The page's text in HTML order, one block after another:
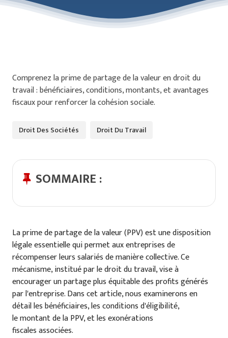
Comprenez la prime de partage de la valeur en droit du
travail : bénéficiaires, conditions, montants, et avantages
fiscaux pour renforcer la cohésion sociale.
Droit Des Sociétés Droit Du Travail
SOMMAIRE :
La prime de partage de la valeur (PPV) est une disposition
légale essentielle qui permet aux entreprises de
récompenser leurs salariés de manière collective. Ce
mécanisme, institué par le droit du travail, vise à
encourager un partage plus équitable des profits générés
par l'entreprise. Dans cet article, nous examinerons en
détail les bénéficiaires, les conditions d'éligibilité,
le montant de la PPV, et les exonérations
fiscales associées.